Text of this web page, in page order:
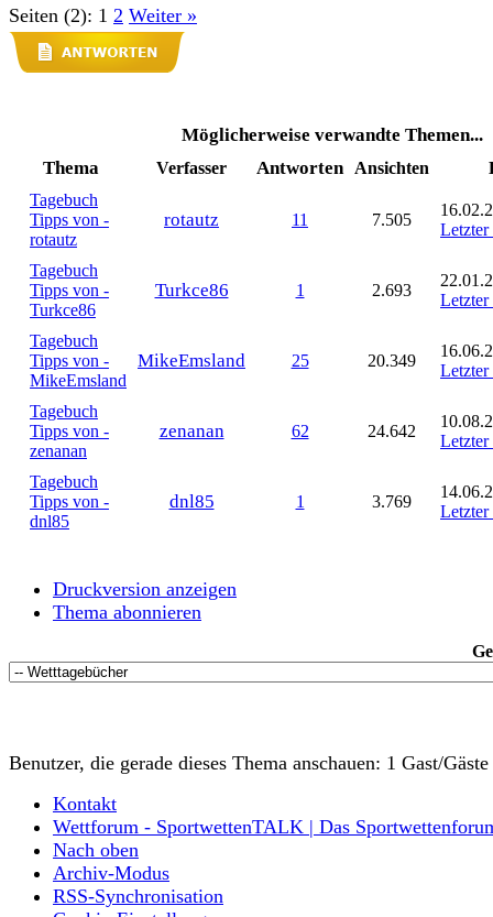
Seiten (2): 1 2 Weiter »
Möglicherweise verwandte Themen...
Thema
Verfasser Antworten Ansichten
Tagebuch
Tipps von -
rotautz
rotautz 11 7.505
Letzter
Tagebuch
Tipps von -
Turkce86
Turkce86 1 2.693
Letzter
Tagebuch
Tipps von -
MikeEmsland
MikeEmsland 25 20.349
Letzter
Tagebuch
Tipps von -
zenanan
zenanan 62 24.642
Letzter
Tagebuch
Tipps von -
dnl85
dnl85 1 3.769
Letzter
Druckversion anzeigen
Thema abonnieren
Benutzer, die gerade dieses Thema anschauen: 1 Gast/Gäste
Kontakt
Wettforum - SportwettenTALK | Das
Nach oben
Archiv-Modus
RSS-Synchronisation